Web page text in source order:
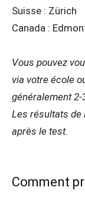
Suisse : Zürich
Canada :
Vous pouvez
via votre école
généralement
Les résultats de
après le test.
Comment